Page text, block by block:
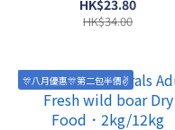
HK$23.80
HK$34.00
🎊八月優惠🎊第二包半價✌️